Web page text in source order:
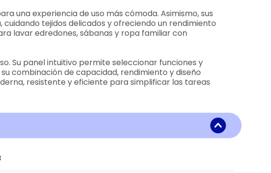
una experiencia de uso más cómoda. Asimismo, sus
tejidos delicados y ofreciendo un rendimiento
lavar edredones, sábanas y ropa familiar con
Su panel intuitivo permite seleccionar funciones y
combinación de capacidad, rendimiento y diseño
resistente y eficiente para simplificar las tareas